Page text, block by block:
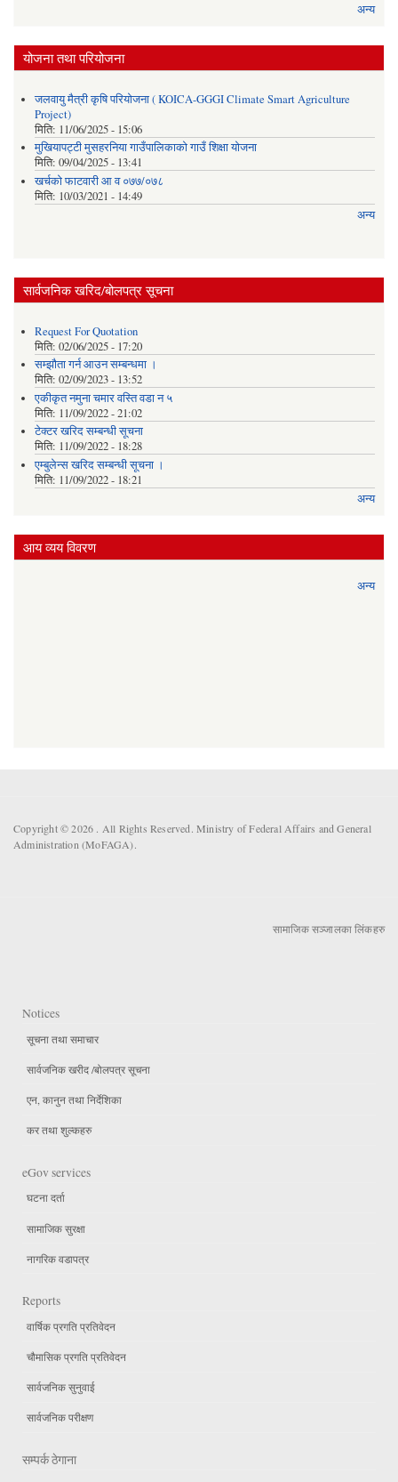
अन्य
योजना तथा परियोजना
जलवायु मैत्री कृषि परियोजना ( KOICA-GGGI Climate Smart Agriculture
Project)
मिति: 11/06/2025 - 15:06
मुखियापट्टी मुसहरनिया गाउँपालिकाको गाउँ शिक्षा योजना
मिति: 09/04/2025 - 13:41
खर्चकाे फाटवारी आ व ०७७/०७८
मिति: 10/03/2021 - 14:49
अन्य
सार्वजनिक खरिद/बोलपत्र सूचना
Request For Quotation
मिति: 02/06/2025 - 17:20
सम्झौता गर्न आउन सम्बन्धमा ।
मिति: 02/09/2023 - 13:52
एकीकृत नमुना चमार वस्ति वडा न ५
मिति: 11/09/2022 - 21:02
टेक्टर खरिद सम्बन्धी सूचना
मिति: 11/09/2022 - 18:28
एम्बुलेन्स खरिद सम्बन्धी सूचना ।
मिति: 11/09/2022 - 18:21
अन्य
आय व्यय विवरण
अन्य
Copyright © 2026 . All Rights Reserved. Ministry of Federal Affairs and General
Administration (MoFAGA).
सामाजिक सञ्जालका लिंकहरु
Notices
सूचना तथा समाचार
सार्वजनिक खरीद /बोलपत्र सूचना
एन, कानुन तथा निर्देशिका
कर तथा शुल्कहरु
eGov services
घटना दर्ता
सामाजिक सुरक्षा
नागरिक वडापत्र
Reports
वार्षिक प्रगति प्रतिवेदन
चौमासिक प्रगति प्रतिवेदन
सार्वजनिक सुनुवाई
सार्वजनिक परीक्षण
सम्पर्क ठेगाना